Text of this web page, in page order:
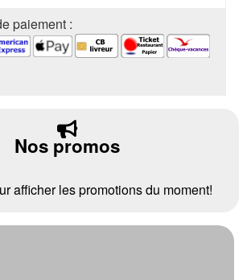
paiement :
Nos promos
afficher les promotions du moment!